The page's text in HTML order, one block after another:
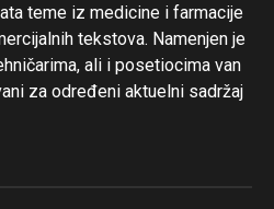
teme iz medicine i farmacije
tekstova. Namenjen je
ali i posetiocima van
za određeni aktuelni sadržaj